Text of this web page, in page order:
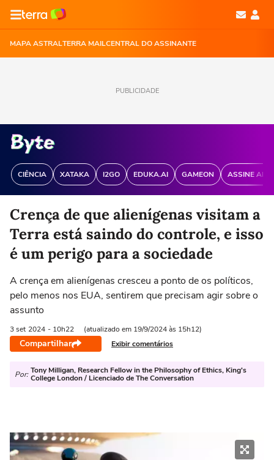
MAPA ASTRALTERRA MAILCENTRAL DO ASSINANTE
PUBLICIDADE
CIÊNCIA XATAKA I2GO EDUKA.AI GAMEON ASSINE
Crença de que alienígenas visitam a
Terra está saindo do controle, e isso
é um perigo para a sociedade
A crença em alienígenas cresceu a ponto de os políticos,
pelo menos nos EUA, sentirem que precisam agir sobre o
assunto
3 set 2024 - 10h22 (atualizado em 19/9/2024 às 15h12)
Compartilhar Exibir comentários
Por: Tony Milligan, Research Fellow in the Philosophy of Ethics, King's
College London / Licenciado de The Conversation